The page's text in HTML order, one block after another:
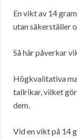
En vikt av 14
utan säkerställer
Så här påverkar
Högkvalitativa
tallrikar, vilket
dem.
Vid en vikt på 14